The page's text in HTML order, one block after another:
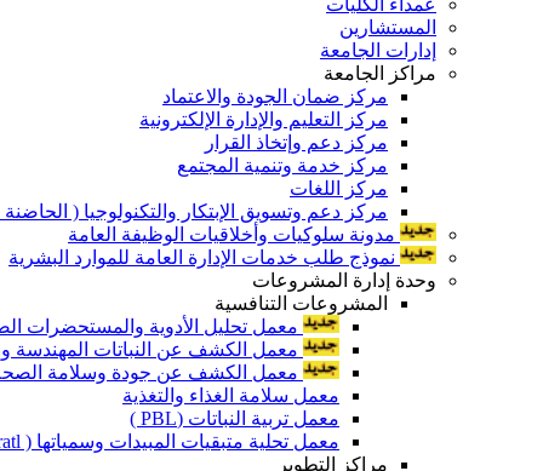
المستشارين
إدارات الجامعة
مراكز الجامعة
مركز ضمان الجودة والاعتماد
مركز التعليم والإدارة الإلكترونية
مركز دعم وإتخاذ القرار
مركز خدمة وتنمية المجتمع
مركز اللغات
مركز دعم وتسويق الإبتكار والتكنولوجيا ( الحاضنة
مدونة سلوكيات وأخلاقيات الوظيفة العامة
نموذج طلب خدمات الإدارة العامة للموارد البشرية
وحدة إدارة المشروعات
المشروعات التنافسية
معمل تحليل الأدوية والمستحضرات
معمل الكشف عن النباتات المهندسة
معمل الكشف عن جودة وسلامة الصحة
معمل سلامة الغذاء والتغذية
معمل تربية النباتات (PBL )
معمل تحلية متبقيات المبيدات وسمياتها ( Pratl )
مراكز التطوير